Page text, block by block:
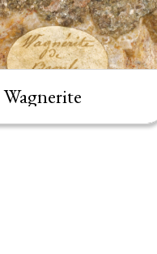
Wagnerite